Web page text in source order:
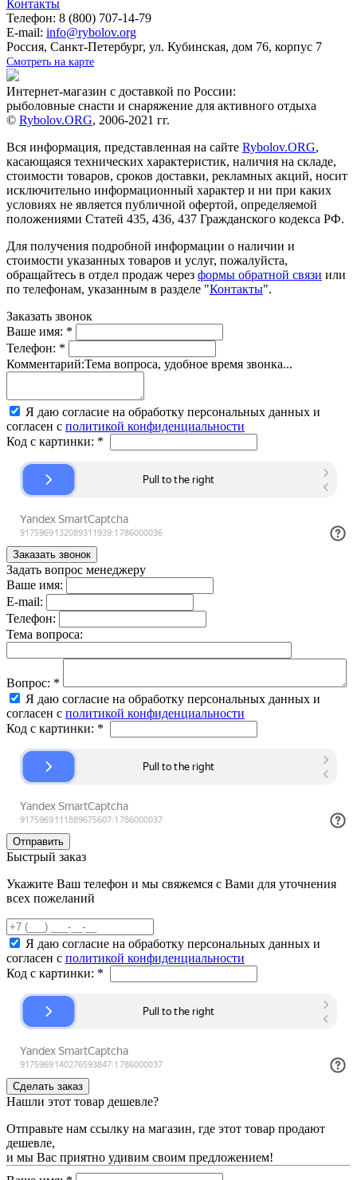
Контакты
Телефон: 8 (800) 707-14-79
E-mail: info@rybolov.org
Россия, Санкт-Петербург, ул. Кубинская, дом 76, корпус 7
Смотреть на карте
Интернет-магазин с доставкой по России:
рыболовные снасти и снаряжение для активного отдыха
© Rybolov.ORG, 2006-2021 гг.
Вся информация, представленная на сайте Rybolov.ORG,
касающаяся технических характеристик, наличия на складе,
стоимости товаров, сроков доставки, рекламных акций, носит
исключительно информационный характер и ни при каких
условиях не является публичной офертой, определяемой
положениями Статей 435, 436, 437 Гражданского кодекса РФ.
Для получения подробной информации о наличии и
стоимости указанных товаров и услуг, пожалуйста,
обращайтесь в отдел продаж через формы обратной связи или
по телефонам, указанным в разделе "Контакты".
Заказать звонок
Ваше имя: *
Телефон: *
Комментарий:Тема вопроса, удобное время звонка...
Я даю согласие на обработку персональных данных и
согласен с политикой конфиденциальности
Код с картинки: *
Задать вопрос менеджеру
Ваше имя:
E-mail:
Телефон:
Тема вопроса:
Вопрос: *
Я даю согласие на обработку персональных данных и
согласен с политикой конфиденциальности
Код с картинки: *
Быстрый заказ
Укажите Ваш телефон и мы свяжемся с Вами для уточнения
всех пожеланий
Я даю согласие на обработку персональных данных и
согласен с политикой конфиденциальности
Код с картинки: *
Нашли этот товар дешевле?
Отправьте нам ссылку на магазин, где этот товар продают
дешевле,
и мы Вас приятно удивим своим предложением!